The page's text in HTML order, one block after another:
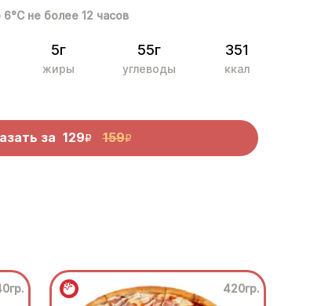
не более 12 часов
5г
жиры
55г
углеводы
351
ккал
за 129R 159R
420гр.